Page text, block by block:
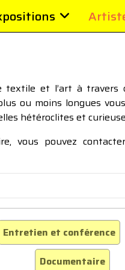
textile et l’art à travers
ou moins longues
hétéroclites et
vous pouvez
Entretien et conférence
Documentaire